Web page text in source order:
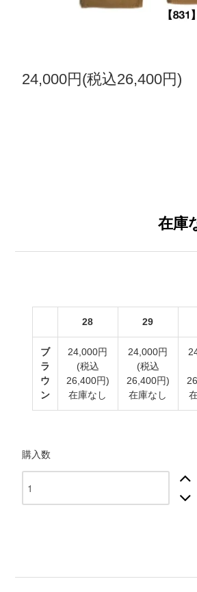
24,000円(税込26,400円)
在庫
28 29
ブ
ラ
ウ
ン
24,000円
(税込
26,400円)
在庫なし
24,000円
(税込
26,400円)
在庫なし
購入数